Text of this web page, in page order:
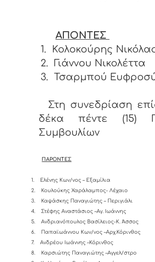
ΑΠΟΝΤΕΣ
1.
Κολοκούρης
2.
Γιάννου Νικολέττα
3.
Τσαρμπού
Στη συνεδρίαση
δέκα πέντε (15)
Συμβουλίων
ΠΑΡΟΝΤΕΣ
1.
Ελένης Κων/νος – Εξαμίλια
2.
Κουλούκης Χαράλαμπος- Λέχαιο
3.
Καψάσκης Παναγιώτης – Περιγιάλι
4.
Στέφης Αναστάσιος –Αγ. Ιωάννης
5.
Ανδριανόπουλος Βασίλειος-K. Άσσος
6.
Παπαϊωάννου Κων/νος –Αρχ.Κόρινθος
7.
Ανδρέου Ιωάννης –Κόρινθος
8.
Καρσιώτης Παναγιώτης –Αγγελ/στρο